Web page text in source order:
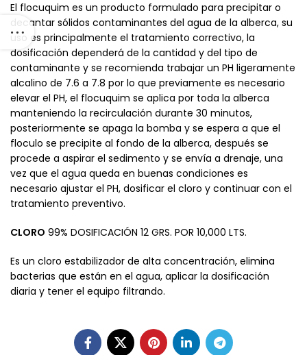
El flocuquim es un producto formulado para precipitar o
decantar sólidos contaminantes del agua de la alberca, su
uso es principalmente el tratamiento correctivo, la
dosificación dependerá de la cantidad y del tipo de
contaminante y se recomienda trabajar un PH ligeramente
alcalino de 7.6 a 7.8 por lo que previamente es necesario
elevar el PH, el flocuquim se aplica por toda la alberca
manteniendo la recirculación durante 30 minutos,
posteriormente se apaga la bomba y se espera a que el
floculo se precipite al fondo de la alberca, después se
procede a aspirar el sedimento y se envía a drenaje, una
vez que el agua queda en buenas condiciones es
necesario ajustar el PH, dosificar el cloro y continuar con el
tratamiento preventivo.
CLORO 99% DOSIFICACIÓN 12 GRS. POR 10,000 LTS.
Es un cloro estabilizador de alta concentración, elimina
bacterias que están en el agua, aplicar la dosificación
diaria y tener el equipo filtrando.